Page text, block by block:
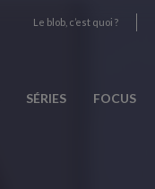
Le blob, c’est quoi ?
SÉRIES FOCUS